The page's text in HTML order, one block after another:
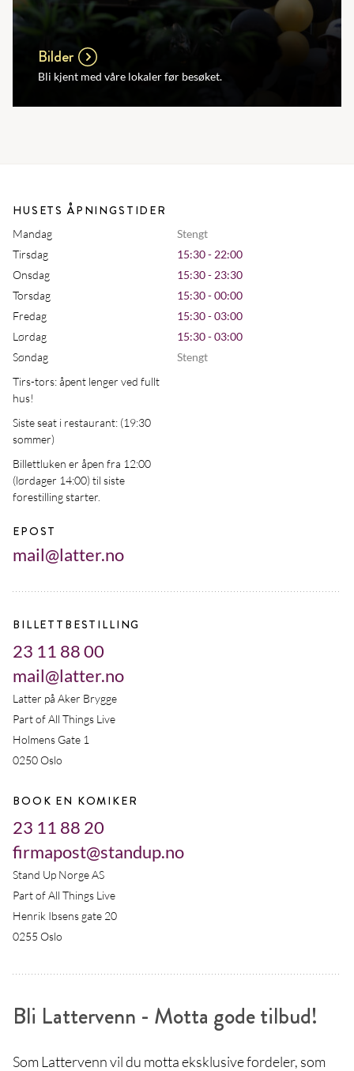
Bilder
Bli kjent med våre lokaler før besøket.
HUSETS ÅPNINGSTIDER
Mandag
Stengt
Tirsdag
15:30 - 22:00
Onsdag
15:30 - 23:30
Torsdag
15:30 - 00:00
Fredag
15:30 - 03:00
Lørdag
15:30 - 03:00
Søndag
Stengt
Tirs-tors: åpent lenger ved fullt
hus!
Siste seat i restaurant: (19:30
sommer)
Billettluken er åpen fra 12:00
(lørdager 14:00) til siste
forestilling starter.
EPOST
mail@latter.no
BILLETTBESTILLING
23 11 88 00
mail@latter.no
Latter på Aker Brygge
Part of All Things Live
Holmens Gate 1
0250 Oslo
BOOK EN KOMIKER
23 11 88 20
firmapost@standup.no
Stand Up Norge AS
Part of All Things Live
Henrik Ibsens gate 20
0255 Oslo
Bli Lattervenn - Motta gode tilbud!
Som Lattervenn vil du motta eksklusive fordeler, som